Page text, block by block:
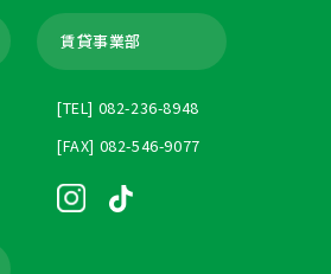
賃貸事業部
[TEL] 082-236-8948
[FAX] 082-546-9077